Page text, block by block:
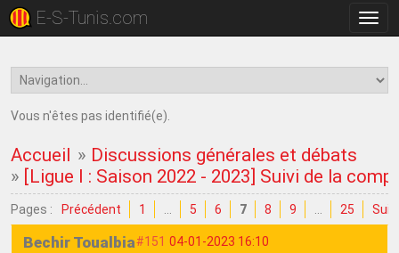
la
E-S-Tunis.com
Vous n'êtes pas identifié(e).
Accueil » Discussions générales et débats
» [Ligue I : Saison 2022 - 2023] Suivi de la
Pages : Précédent 1 5 6 7 8 9 25
#151 04-01-2023 16:10
Bechir Toualbia